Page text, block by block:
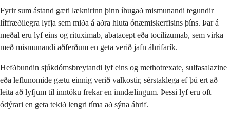
Fyrir sum ástand gæti læknirinn þinn íhugað mismunandi tegundir
líffræðilegra lyfja sem miða á aðra hluta ónæmiskerfisins þíns. Þar á
meðal eru lyf eins og rituximab, abatacept eða tocilizumab, sem virka
með mismunandi aðferðum en geta verið jafn áhrifarík.
Hefðbundin sjúkdómsbreytandi lyf eins og methotrexate, sulfasalazine
eða leflunomide gætu einnig verið valkostir, sérstaklega ef þú ert að
leita að lyfjum til inntöku frekar en inndælingum. Þessi lyf eru oft
ódýrari en geta tekið lengri tíma að sýna áhrif.